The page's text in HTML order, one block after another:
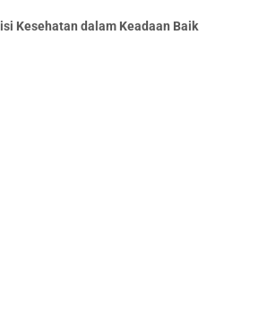
Kesehatan dalam Keadaan Baik